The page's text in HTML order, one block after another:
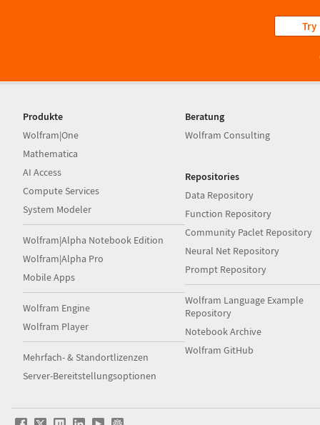
Try
Produkte
Wolfram|One
Mathematica
AI Access
Compute Services
System Modeler
Wolfram|Alpha Notebook Edition
Wolfram|Alpha Pro
Mobile Apps
Wolfram Engine
Wolfram Player
Mehrfach- & Standortlizenzen
Server-Bereitstellungsoptionen
Beratung
Wolfram Consulting
Repositories
Data Repository
Function Repository
Community Paclet Repository
Neural Net Repository
Prompt Repository
Wolfram Language Example
Repository
Notebook Archive
Wolfram GitHub